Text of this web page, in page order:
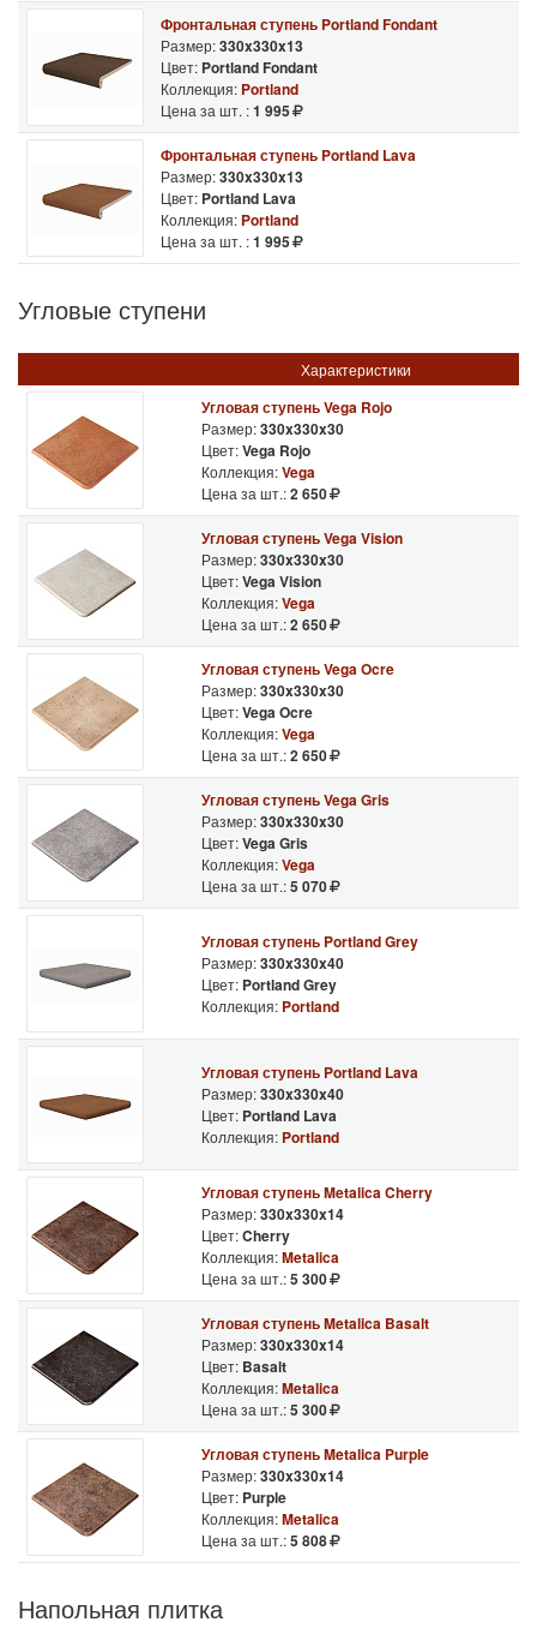
Фронтальная ступень Portland Fondant
Размер:330x330x13
Цвет: Portland Fondant
Коллекция: Portland
Цена за шт. :1 995
Фронтальная ступень Portland Lava
Размер:330x330x13
Цвет: Portland Lava
Коллекция: Portland
Цена за шт. :1 995
Угловые ступени
Характеристики
Угловая ступень Vega Rojo
Размер:330x330x30
Цвет:Vega Rojo
Коллекция:Vega
Цена за шт.:2 650
Угловая ступень Vega Vision
Размер:330x330x30
Цвет:Vega Vision
Коллекция:Vega
Цена за шт.:2 650
Угловая ступень Vega Ocre
Размер:330x330x30
Цвет:Vega Ocre
Коллекция:Vega
Цена за шт.:2 650
Угловая ступень Vega Gris
Размер:330x330x30
Цвет:Vega Gris
Коллекция:Vega
Цена за шт.:5 070
Угловая ступень Portland Grey
Размер:330x330x40
Цвет: Portland Grey
Коллекция: Portland
Угловая ступень Portland Lava
Размер:330x330x40
Цвет: Portland Lava
Коллекция: Portland
Угловая ступень Metalica Cherry
Размер:330x330x14
Цвет:Cherry
Коллекция:Metalica
Цена за шт.:5 300
Угловая ступень Metalica Basalt
Размер:330x330x14
Цвет: Basalt
Коллекция:Metalica
Цена за шт.:5 300
Угловая ступень Metalica Purple
Размер:330x330x14
Цвет: Purple
Коллекция:Metalica
Цена за шт.:5 808
Напольная плитка